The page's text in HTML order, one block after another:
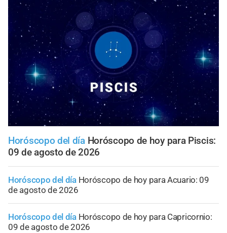
Horóscopo del día Horóscopo de hoy para Piscis:
09 de agosto de 2026
Horóscopo del día Horóscopo de hoy para Acuario: 09
de agosto de 2026
Horóscopo del día Horóscopo de hoy para Capricornio:
09 de agosto de 2026